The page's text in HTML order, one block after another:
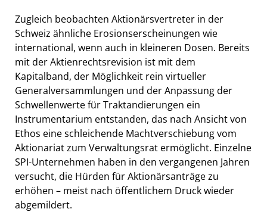
Zugleich beobachten Aktionärsvertreter in der
Schweiz ähnliche Erosionserscheinungen wie
international, wenn auch in kleineren Dosen. Bereits
mit der Aktienrechtsrevision ist mit dem
Kapitalband, der Möglichkeit rein virtueller
Generalversammlungen und der Anpassung der
Schwellenwerte für Traktandierungen ein
Instrumentarium entstanden, das nach Ansicht von
Ethos eine schleichende Machtverschiebung vom
Aktionariat zum Verwaltungsrat ermöglicht. Einzelne
SPI-Unternehmen haben in den vergangenen Jahren
versucht, die Hürden für Aktionärsanträge zu
erhöhen – meist nach öffentlichem Druck wieder
abgemildert.